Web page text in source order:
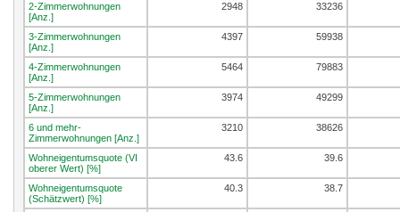
2-Zimmerwohnungen
[Anz.]
2948 33236
3-Zimmerwohnungen
[Anz.]
4397 59938
4-Zimmerwohnungen
[Anz.]
5464 79883
5-Zimmerwohnungen
[Anz.]
3974 49299
6 und mehr-
Zimmerwohnungen [Anz.]
3210 38626
Wohneigentumsquote (VI
oberer Wert) [%]
43.6 39.6
Wohneigentumsquote
(Schätzwert) [%]
40.3 38.7